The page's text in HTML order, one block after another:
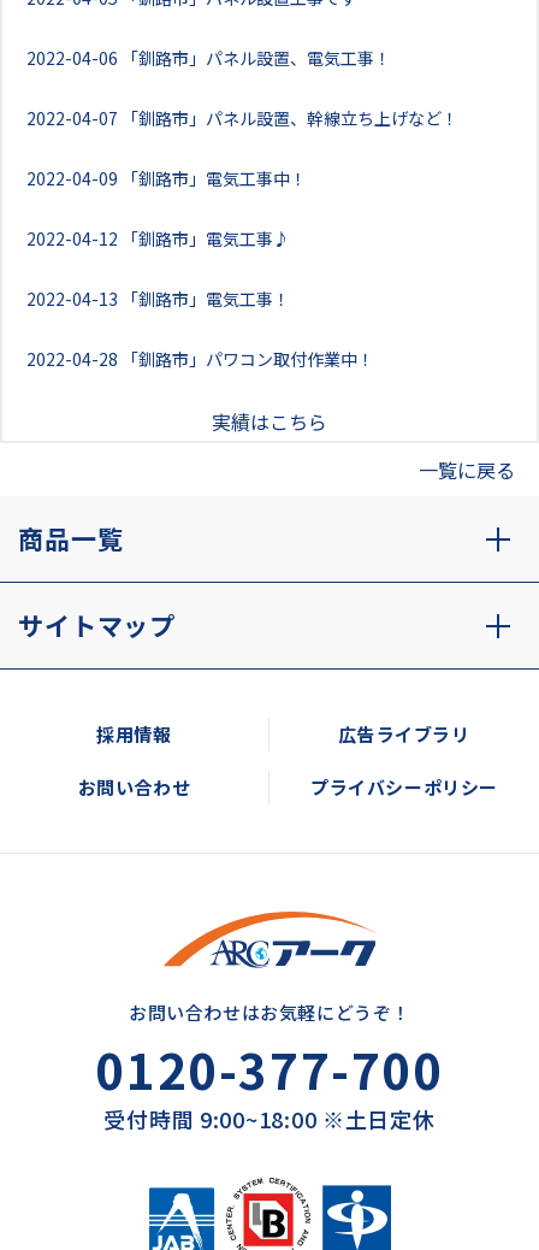
2022-04-06 「釧路市」パネル設置、電気工事！
2022-04-07 「釧路市」パネル設置、幹線立ち上げなど！
2022-04-09 「釧路市」電気工事中！
2022-04-12 「釧路市」電気工事♪
2022-04-13 「釧路市」電気工事！
2022-04-28 「釧路市」パワコン取付作業中！
実績はこちら
一覧に戻る
商品一覧
サイトマップ
採用情報 広告ライブラリ
お問い合わせ プライバシーポリシー
お問い合わせはお気軽にどうぞ！
0120-377-700
受付時間 9:00~18:00 ※土日定休